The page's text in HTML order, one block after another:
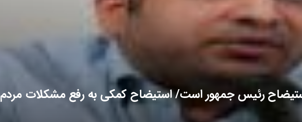
رئیس جمهور است/ استیضاح کمکی به رفع مشکلات مردم